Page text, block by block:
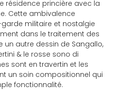
résidence princière avec la
Cette ambivalence
militaire et nostalgie
dans le traitement des
un autre dessin de Sangallo,
& le rosse sono di
sont en travertin et les
un soin compositionnel qui
fonctionnalité.